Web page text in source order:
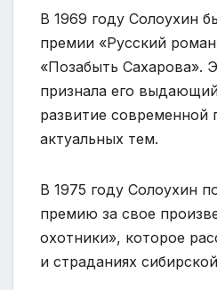
В 1969 году Солоухин
премии «Русский
«Позабыть Сахарова».
признала его
развитие современной
актуальных тем.
В 1975 году Солоухин
премию за свое
охотники», которое
и страданиях